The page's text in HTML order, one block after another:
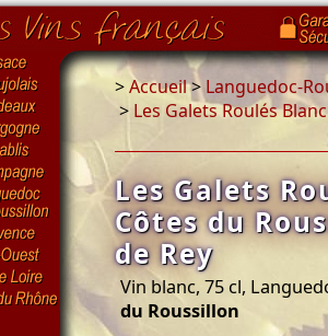
>Accueil>Languedoc-
> Les Galets Roulés
Les Galets
Côtes du
de Rey
Vin blanc, 75 cl,
du Roussillon